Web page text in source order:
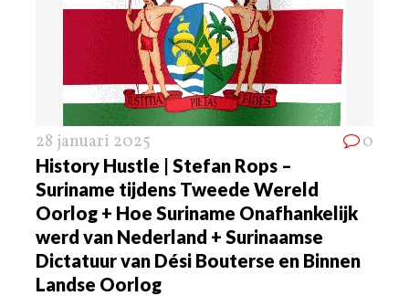
28 januari 2025 0
History Hustle | Stefan Rops –
Suriname tijdens Tweede Wereld
Oorlog + Hoe Suriname Onafhankelijk
werd van Nederland + Surinaamse
Dictatuur van Dési Bouterse en Binnen
Landse Oorlog